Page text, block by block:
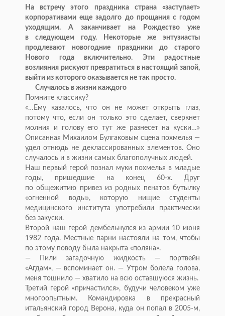
На встречу этого праздника страна«заступает»
корпоративами еще задолго до прощания с годом
уходящим. А
заканчивает на
Рождество уже
в
следующем году. Некоторые
же энтузиасты
продлевают новогодние праздники до
старого
Нового года включительно. Эти радостные
возлияния рискуют превратиться в настоящий запой,
выйти из которого оказывается не так просто.
Случалось в жизни каждого
Помните классику?
«… Ему казалось, что он не
может открыть глаз,
потому что, если он
только это сделает, сверкнет
молния и
голову его тут же разнесет на куски…»
Описанная Михаилом Булгаковым сцена похмелья —
удел отнюдь не деклассированных элементов. Оно
случалось и в жизни самых благополучных людей.
Наш первый герой познал муки похмелья в младые
годы, пришедшие на
конец 60-х. Друг
по общежитию привез из родных пенатов бутылку
«огненной воды», которую нищие студенты
медицинского института употребили практически
без закуски.
Второй наш герой дембельнулся из армии 10 июня
1982 года. Местные парни настояли на том, чтобы
по этому поводу была накрыта «поляна».
—
Пили загадочную жидкость —портвейн
«Агдам», —вспоминает он. — Утром болела голова,
меня тошнило — хватило на всю оставшуюся жизнь.
Третий герой «причастился», будучи человеком уже
многоопытным. Командировка в
прекрасный
итальянский город Верона, куда он попал в 2005-м,